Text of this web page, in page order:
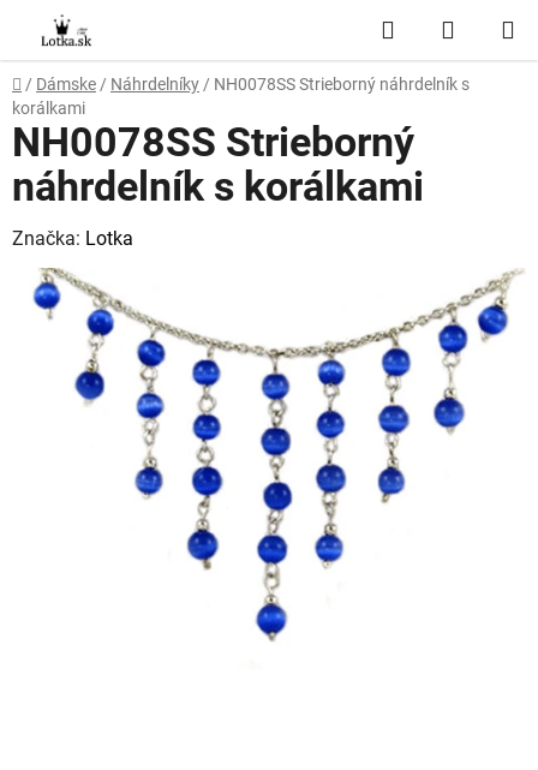
obsah
Hľadať
KOŠÍK
Domov
/ Dámske / Náhrdelníky / NH0078SS Strieborný náhrdelník s
korálkami
NH0078SS Strieborný
náhrdelník s korálkami
Značka: Lotka